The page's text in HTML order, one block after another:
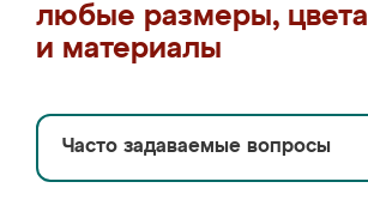
любые размеры, цвета
и материалы
Часто задаваемые вопросы